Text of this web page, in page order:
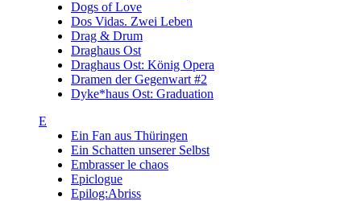
Dogs of Love
Dos Vidas. Zwei Leben
Drag & Drum
Draghaus Ost
Draghaus Ost: König Opera
Dramen der Gegenwart #2
Dyke*haus Ost: Graduation
E
Ein Fan aus Thüringen
Ein Schatten unserer Selbst
Embrasser le chaos
Epiclogue
Epilog:Abriss